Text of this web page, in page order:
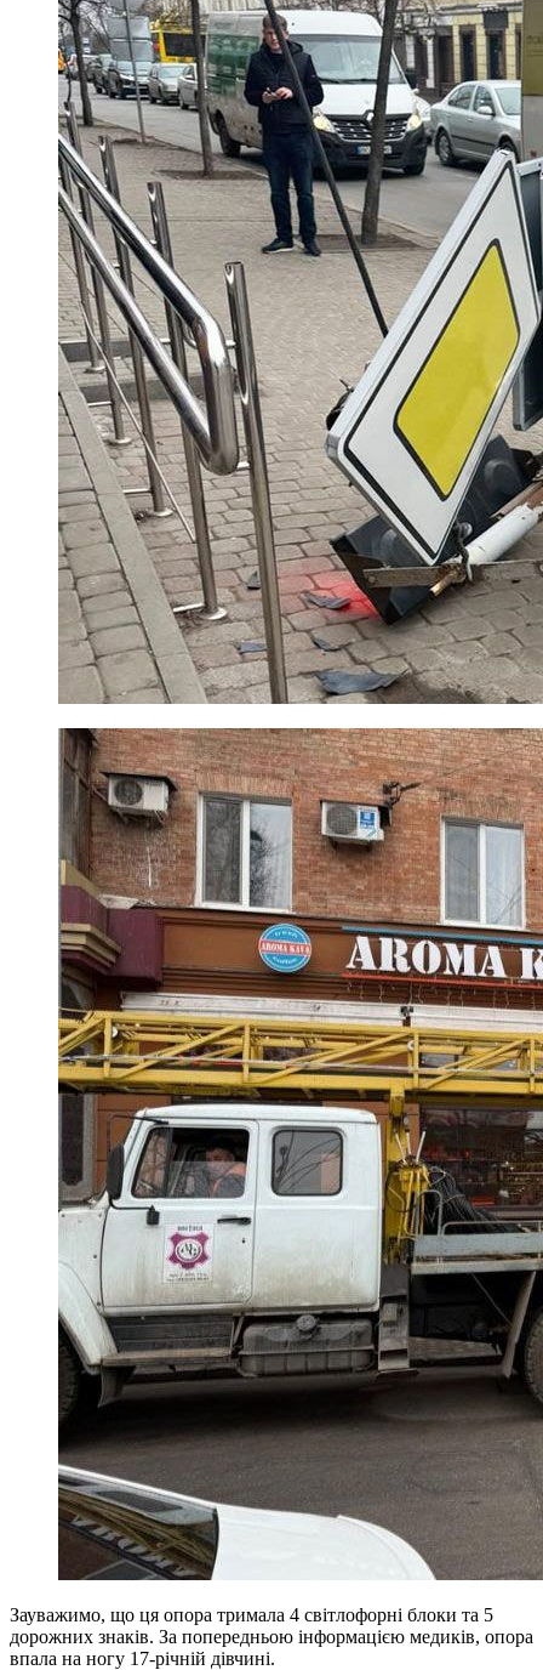
Зауважимо, що ця опора тримала 4 світлофорні блоки та 5
дорожних знаків. За попередньою інформацією медиків, опора
впала на ногу 17-річній дівчині.